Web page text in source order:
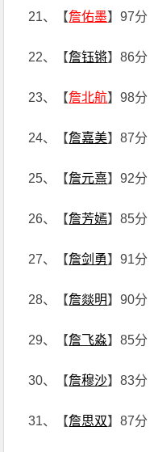
21、【詹佑墨】97分
22、【詹钰锵】86分
23、【詹北航】98分
24、【詹嘉美】87分
25、【詹元熹】92分
26、【詹芳嫣】85分
27、【詹剑勇】91分
28、【詹燚明】90分
29、【詹飞淼】85分
30、【詹穆沙】83分
31、【詹思双】87分